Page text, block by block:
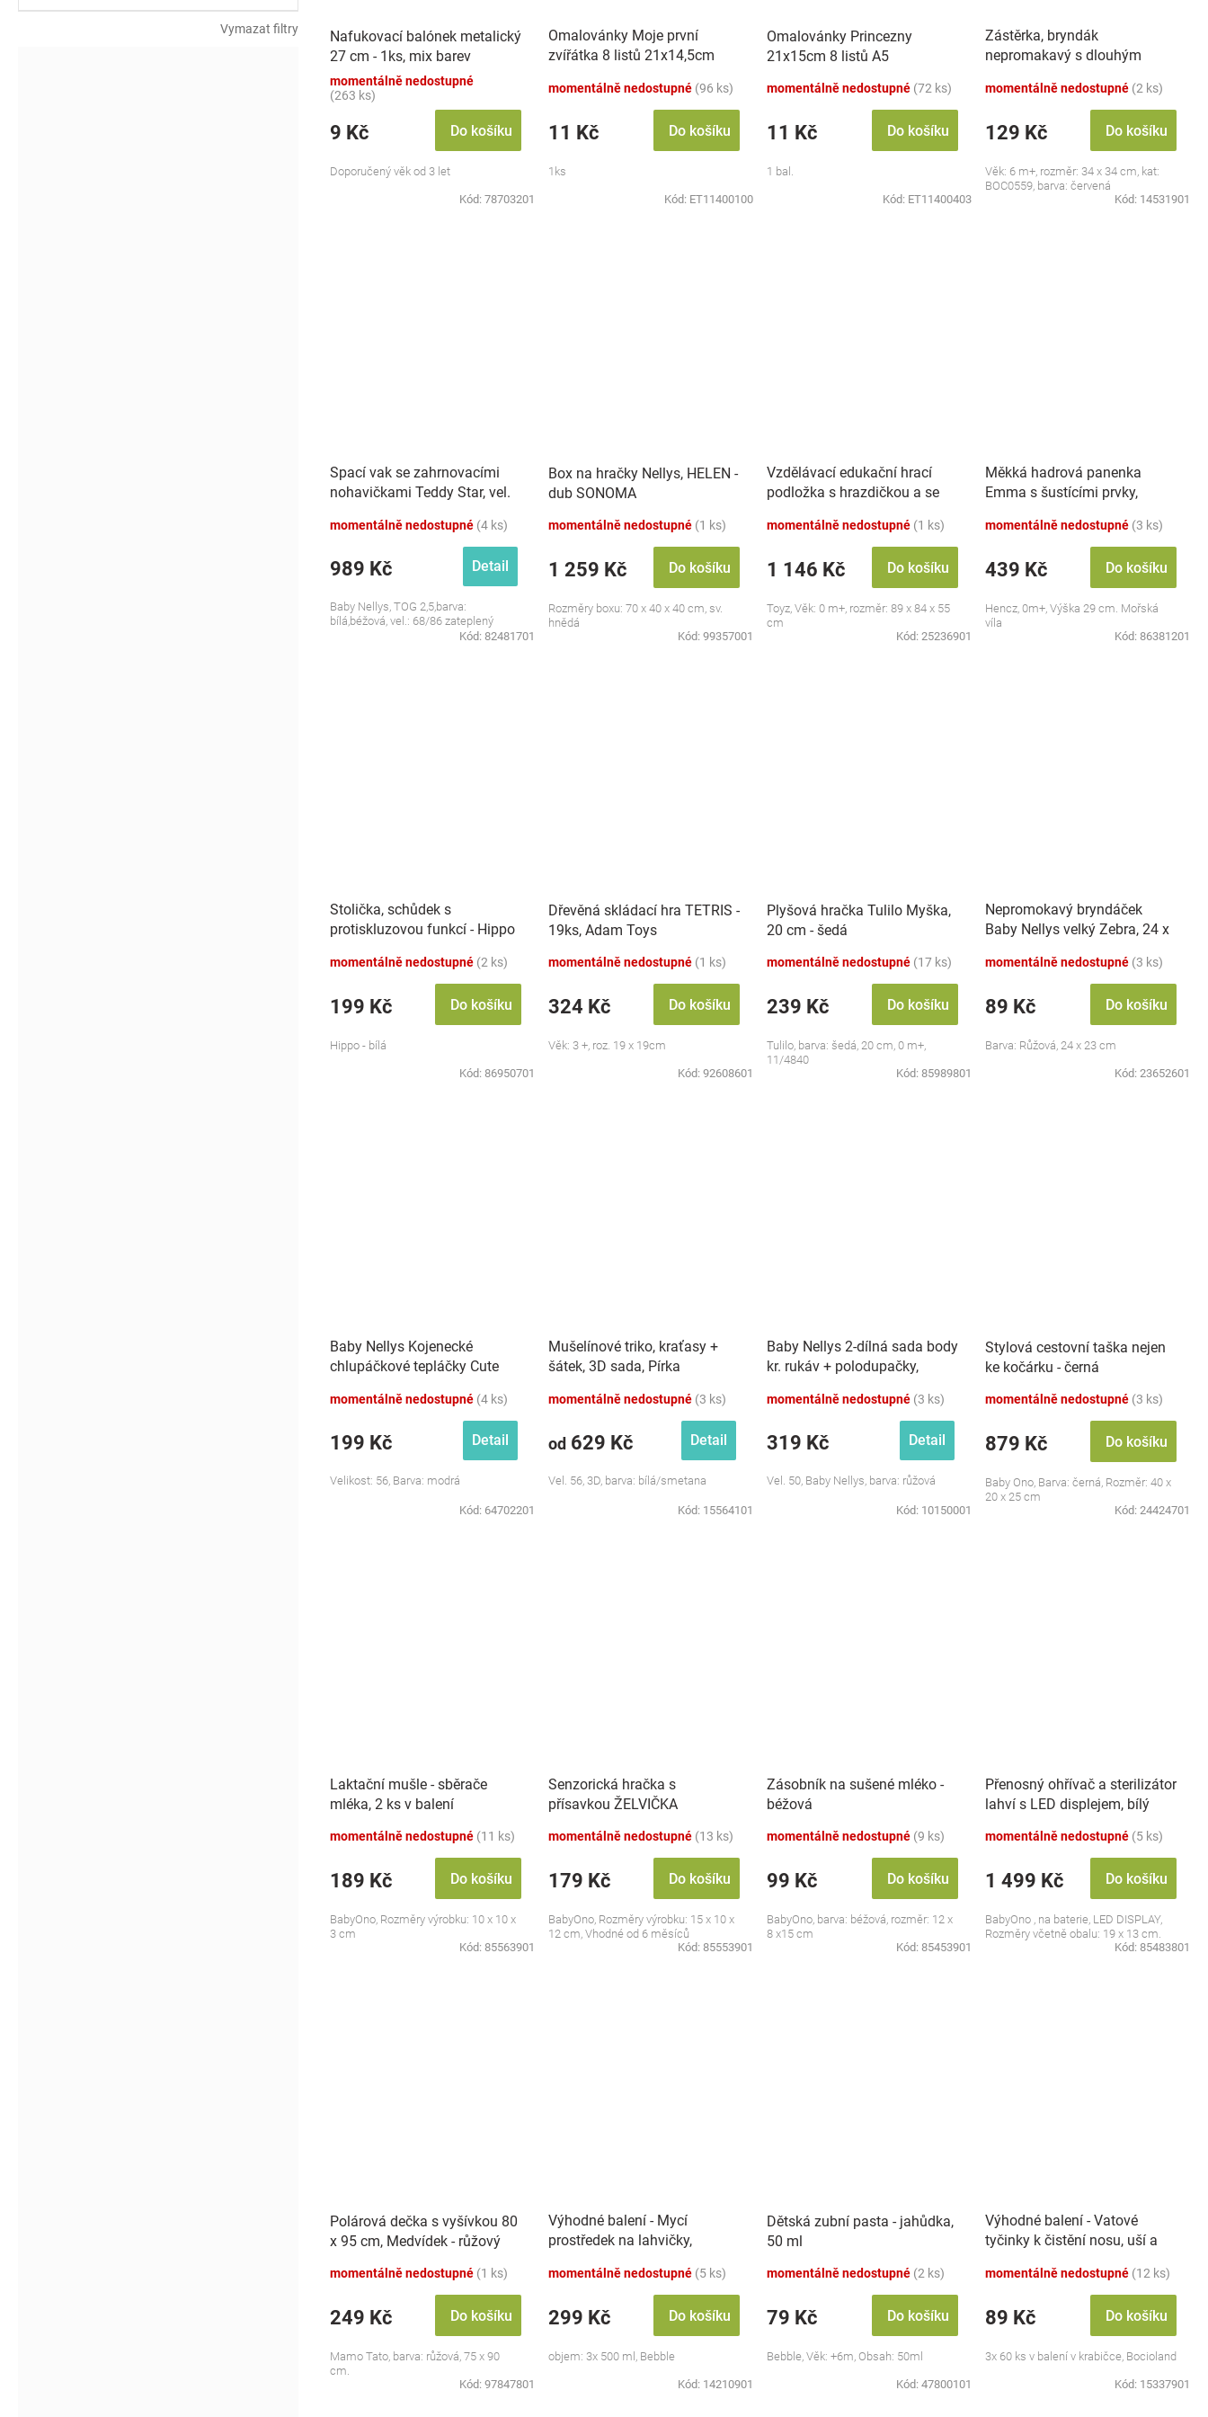
Vymazat filtry
Nafukovací balónek metalický
27 cm - 1ks, mix barev
momentálně nedostupné
(263 ks)
9 Kč Do košíku
Doporučený věk od 3 let
Kód: 78703201
Omalovánky Moje první
zvířátka 8 listů 21x14,5cm
momentálně nedostupné (96 ks)
11 Kč Do košíku
1ks
Kód: ET11400100
Omalovánky Princezny
21x15cm 8 listů A5
momentálně nedostupné (72 ks)
11 Kč Do košíku
1 bal.
Kód: ET11400403
Zástěrka, bryndák
nepromakavý s dlouhým
momentálně nedostupné (2 ks)
129 Kč Do košíku
Věk: 6 m+, rozměr: 34 x 34 cm, kat:
BOC0559, barva: červená
Kód: 14531901
Spací vak se zahrnovacími
nohavičkami Teddy Star, vel.
momentálně nedostupné (4 ks)
989 Kč Detail
Baby Nellys, TOG 2,5,barva:
bílá,béžová, vel.: 68/86 zateplený
Kód: 82481701
Box na hračky Nellys, HELEN -
dub SONOMA
momentálně nedostupné (1 ks)
1 259 Kč Do košíku
Rozměry boxu: 70 x 40 x 40 cm, sv.
hnědá
Kód: 99357001
Vzdělávací edukační hrací
podložka s hrazdičkou a se
momentálně nedostupné (1 ks)
1 146 Kč Do košíku
Toyz, Věk: 0 m+, rozměr: 89 x 84 x 55
cm
Kód: 25236901
Měkká hadrová panenka
Emma s šustícími prvky,
momentálně nedostupné (3 ks)
439 Kč Do košíku
Hencz, 0m+, Výška 29 cm. Mořská
víla
Kód: 86381201
Stolička, schůdek s
protiskluzovou funkcí - Hippo
momentálně nedostupné (2 ks)
199 Kč Do košíku
Hippo - bílá
Kód: 86950701
Dřevěná skládací hra TETRIS -
19ks, Adam Toys
momentálně nedostupné (1 ks)
324 Kč Do košíku
Věk: 3 +, roz. 19 x 19cm
Kód: 92608601
Plyšová hračka Tulilo Myška,
20 cm - šedá
momentálně nedostupné (17 ks)
239 Kč Do košíku
Tulilo, barva: šedá, 20 cm, 0 m+,
11/4840
Kód: 85989801
Nepromokavý bryndáček
Baby Nellys velký Zebra, 24 x
momentálně nedostupné (3 ks)
89 Kč Do košíku
Barva: Růžová, 24 x 23 cm
Kód: 23652601
Baby Nellys Kojenecké
chlupáčkové tepláčky Cute
momentálně nedostupné (4 ks)
199 Kč Detail
Velikost: 56, Barva: modrá
Kód: 64702201
Mušelínové triko, kraťasy +
šátek, 3D sada, Pírka
momentálně nedostupné (3 ks)
od 629 Kč Detail
Vel. 56, 3D, barva: bílá/smetana
Kód: 15564101
Baby Nellys 2-dílná sada body
kr. rukáv + polodupačky,
momentálně nedostupné (3 ks)
319 Kč Detail
Vel. 50, Baby Nellys, barva: růžová
Kód: 10150001
Stylová cestovní taška nejen
ke kočárku - černá
momentálně nedostupné (3 ks)
879 Kč Do košíku
Baby Ono, Barva: černá, Rozměr: 40 x
20 x 25 cm
Kód: 24424701
Laktační mušle - sběrače
mléka, 2 ks v balení
momentálně nedostupné (11 ks)
189 Kč Do košíku
BabyOno, Rozměry výrobku: 10 x 10 x
3 cm
Kód: 85563901
Senzorická hračka s
přísavkou ŽELVIČKA
momentálně nedostupné (13 ks)
179 Kč Do košíku
BabyOno, Rozměry výrobku: 15 x 10 x
12 cm, Vhodné od 6 měsíců
Kód: 85553901
Zásobník na sušené mléko -
béžová
momentálně nedostupné (9 ks)
99 Kč Do košíku
BabyOno, barva: béžová, rozměr: 12 x
8 x15 cm
Kód: 85453901
Přenosný ohřívač a sterilizátor
lahví s LED displejem, bílý
momentálně nedostupné (5 ks)
1 499 Kč Do košíku
BabyOno , na baterie, LED DISPLAY,
Rozměry včetně obalu: 19 x 13 cm.
Kód: 85483801
Polárová dečka s vyšívkou 80
x 95 cm, Medvídek - růžový
momentálně nedostupné (1 ks)
249 Kč Do košíku
Mamo Tato, barva: růžová, 75 x 90
cm.
Kód: 97847801
Výhodné balení - Mycí
prostředek na lahvičky,
momentálně nedostupné (5 ks)
299 Kč Do košíku
objem: 3x 500 ml, Bebble
Kód: 14210901
Dětská zubní pasta - jahůdka,
50 ml
momentálně nedostupné (2 ks)
79 Kč Do košíku
Bebble, Věk: +6m, Obsah: 50ml
Kód: 47800101
Výhodné balení - Vatové
tyčinky k čistění nosu, uší a
momentálně nedostupné (12 ks)
89 Kč Do košíku
3x 60 ks v balení v krabičce, Bocioland
Kód: 15337901